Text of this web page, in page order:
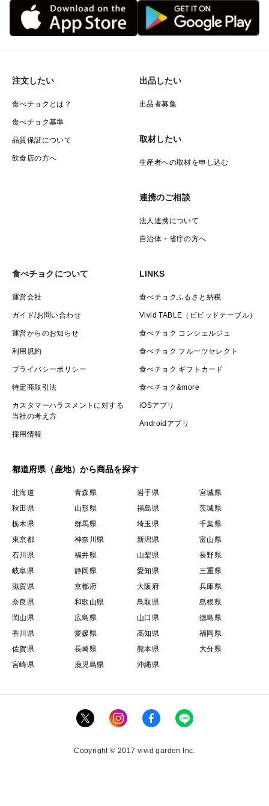
注文したい
食べチョクとは？
食べチョク基準
品質保証について
飲食店の方へ
出品したい
出品者募集
取材したい
生産者への取材を申し込む
連携のご相談
法人連携について
自治体・省庁の方へ
食べチョクについて
運営会社
ガイド/お問い合わせ
運営からのお知らせ
利用規約
プライバシーポリシー
特定商取引法
カスタマーハラスメントに対する
当社の考え方
採用情報
LINKS
食べチョクふるさと納税
Vivid TABLE（ビビッドテーブル）
食べチョク コンシェルジュ
食べチョク フルーツセレクト
食べチョク ギフトカード
食べチョク&more
iOSアプリ
Androidアプリ
都道府県（産地）から商品を探す
北海道 青森県 岩手県
宮城県
秋田県
山形県 福島県
茨城県
栃木県
群馬県 埼玉県
千葉県
東京都
神奈川県 新潟県
富山県
石川県
福井県 山梨県
長野県
岐阜県
静岡県 愛知県
三重県
滋賀県
京都府 大阪府
兵庫県
奈良県
和歌山県 鳥取県
島根県
岡山県
広島県 山口県
徳島県
香川県
愛媛県 高知県
福岡県
佐賀県
長崎県 熊本県
大分県
宮崎県
鹿児島県 沖縄県
Copyright © 2017 vivid garden Inc.